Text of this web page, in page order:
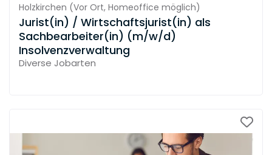
Holzkirchen (Vor Ort, Homeoffice möglich)
Jurist(in) / Wirtschaftsjurist(in) als
Sachbearbeiter(in) (m/w/d)
Insolvenzverwaltung
Diverse Jobarten